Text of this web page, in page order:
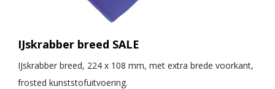
IJskrabber breed SALE
IJskrabber breed, 224 x 108 mm, met extra brede voorkant,
frosted kunststofuitvoering.